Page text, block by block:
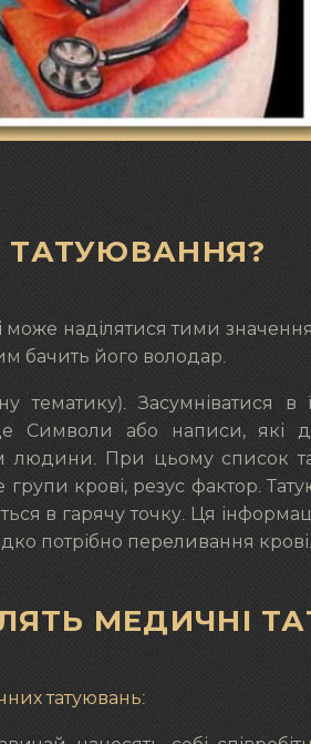
ТАТУЮВАННЯ?
може наділятися тими
бачить його володар.
Засумніватися в
Символи або написи, які
людини. При цьому список
крові, резус фактор.
в гарячу точку. Ця
потрібно переливання крові.
МЕДИЧНІ
татуювань: